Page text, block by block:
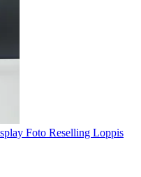
Foto Reselling Loppis